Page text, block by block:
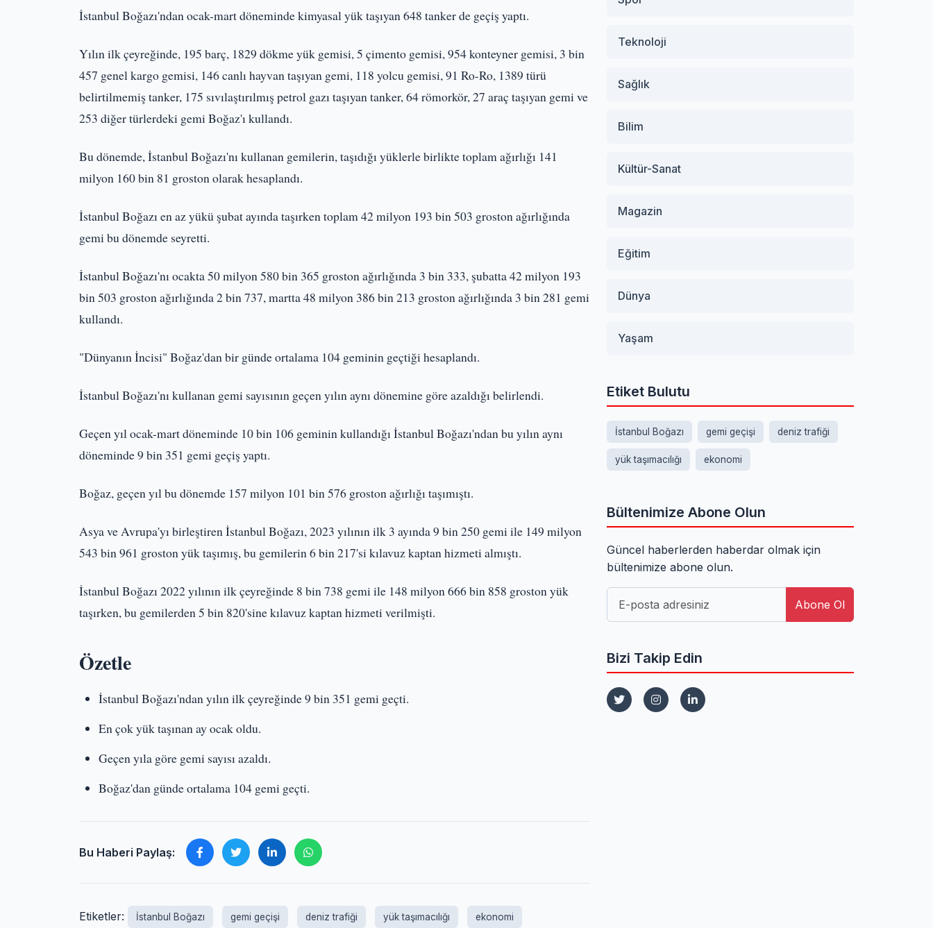
İstanbul Boğazı'ndan ocak-mart döneminde kimyasal yük taşıyan 648 tanker de geçiş yaptı.
Yılın ilk çeyreğinde, 195 barç, 1829 dökme yük gemisi, 5 çimento gemisi, 954 konteyner gemisi, 3 bin
457 genel kargo gemisi, 146 canlı hayvan taşıyan gemi, 118 yolcu gemisi, 91 Ro-Ro, 1389 türü
belirtilmemiş tanker, 175 sıvılaştırılmış petrol gazı taşıyan tanker, 64 römorkör, 27 araç taşıyan gemi ve
253 diğer türlerdeki gemi Boğaz'ı kullandı.
Bu dönemde, İstanbul Boğazı'nı kullanan gemilerin, taşıdığı yüklerle birlikte toplam ağırlığı 141
milyon 160 bin 81 groston olarak hesaplandı.
İstanbul Boğazı en az yükü şubat ayında taşırken toplam 42 milyon 193 bin 503 groston ağırlığında
gemi bu dönemde seyretti.
İstanbul Boğazı'nı ocakta 50 milyon 580 bin 365 groston ağırlığında 3 bin 333, şubatta 42 milyon 193
bin 503 groston ağırlığında 2 bin 737, martta 48 milyon 386 bin 213 groston ağırlığında 3 bin 281 gemi
kullandı.
"Dünyanın İncisi" Boğaz'dan bir günde ortalama 104 geminin geçtiği hesaplandı.
İstanbul Boğazı'nı kullanan gemi sayısının geçen yılın aynı dönemine göre azaldığı belirlendi.
Geçen yıl ocak-mart döneminde 10 bin 106 geminin kullandığı İstanbul Boğazı'ndan bu yılın aynı
döneminde 9 bin 351 gemi geçiş yaptı.
Boğaz, geçen yıl bu dönemde 157 milyon 101 bin 576 groston ağırlığı taşımıştı.
Asya ve Avrupa'yı birleştiren İstanbul Boğazı, 2023 yılının ilk 3 ayında 9 bin 250 gemi ile 149 milyon
543 bin 961 groston yük taşımış, bu gemilerin 6 bin 217'si kılavuz kaptan hizmeti almıştı.
İstanbul Boğazı 2022 yılının ilk çeyreğinde 8 bin 738 gemi ile 148 milyon 666 bin 858 groston yük
taşırken, bu gemilerden 5 bin 820'sine kılavuz kaptan hizmeti verilmişti.
Özetle
İstanbul Boğazı'ndan yılın ilk çeyreğinde 9 bin 351 gemi geçti.
En çok yük taşınan ay ocak oldu.
Geçen yıla göre gemi sayısı azaldı.
Boğaz'dan günde ortalama 104 gemi geçti.
Bu Haberi Paylaş:
Etiketler: İstanbul Boğazı gemi geçişi deniz trafiği yük taşımacılığı ekonomi
Teknoloji
Sağlık
Bilim
Kültür-Sanat
Magazin
Eğitim
Dünya
Yaşam
Etiket Bulutu
İstanbul Boğazı gemi geçişi deniz trafiği
yük taşımacılığı ekonomi
Bültenimize Abone Olun
Güncel haberlerden haberdar olmak için
bültenimize abone olun.
Abone Ol
Bizi Takip Edin